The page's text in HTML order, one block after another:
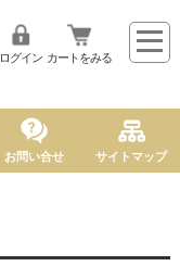
ログイン カートをみる
お問い合せ サイトマップ